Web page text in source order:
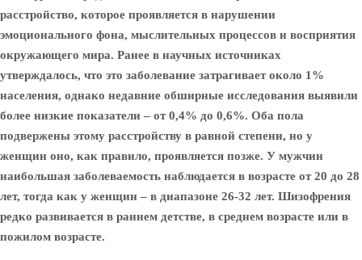
расстройство, которое проявляется в нарушении
эмоционального фона, мыслительных процессов и восприятия
окружающего мира. Ранее в научных источниках
утверждалось, что это заболевание затрагивает около 1%
населения, однако недавние обширные исследования выявили
более низкие показатели – от 0,4% до 0,6%. Оба пола
подвержены этому расстройству в равной степени, но у
женщин оно, как правило, проявляется позже. У мужчин
наибольшая заболеваемость наблюдается в возрасте от 20 до 28
лет, тогда как у женщин – в диапазоне 26-32 лет. Шизофрения
редко развивается в раннем детстве, в среднем возрасте или в
пожилом возрасте.